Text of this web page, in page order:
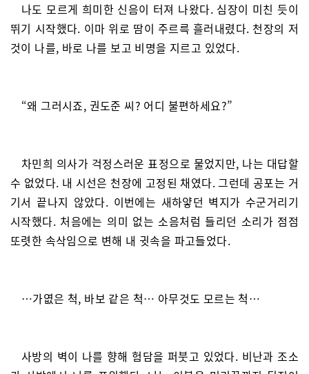
나도 모르게 희미한 신음이 터져 나왔다. 심장이 미친 듯이
뛰기 시작했다. 이마 위로 땀이 주르륵 흘러내렸다. 천장의 저
것이 나를, 바로 나를 보고 비명을 지르고 있었다.
“왜 그러시죠, 권도준 씨? 어디 불편하세요?”
차민희 의사가 걱정스러운 표정으로 물었지만, 나는 대답할
수 없었다. 내 시선은 천장에 고정된 채였다. 그런데 공포는 거
기서 끝나지 않았다. 이번에는 새하얗던 벽지가 수군거리기
시작했다. 처음에는 의미 없는 소음처럼 들리던 소리가 점점
또렷한 속삭임으로 변해 내 귓속을 파고들었다.
…가엾은 척, 바보 같은 척… 아무것도 모르는 척…
사방의 벽이 나를 향해 험담을 퍼붓고 있었다. 비난과 조소